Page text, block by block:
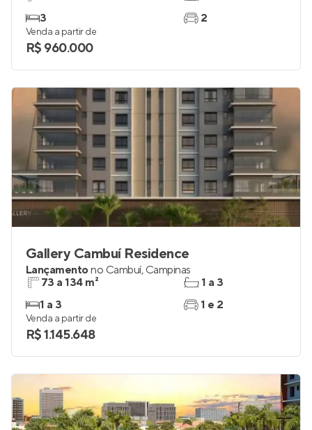
3
2
Venda a partir de
R$ 960.000
Gallery Cambuí Residence
Lançamentono Cambuí, Campinas
73 a 134 m²
1 a 3
1 a 3
1 e 2
Venda a partir de
R$ 1.145.648